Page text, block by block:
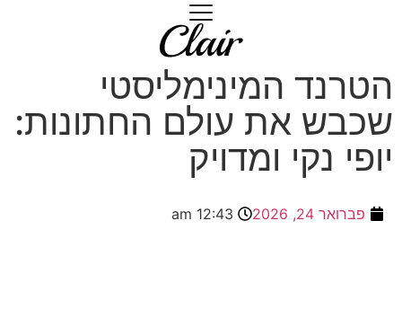
הטרנד המינימליסטי
שכבש את עולם החתונות:
יופי נקי ומדויק
פברואר 24, 2026 12:43 am